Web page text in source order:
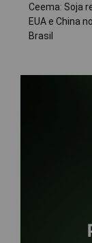
Ceema: Soja
EUA e China
Brasil